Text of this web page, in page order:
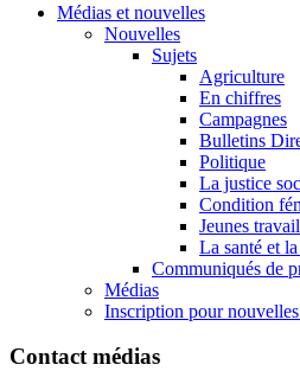
Médias et nouvelles
Nouvelles
Sujets
Agriculture
En chiffres
Campagnes
Bulletins
Politique
La justice
Condition
Jeunes
La santé et
Communiqués de
Médias
Inscription pour
Contact médias